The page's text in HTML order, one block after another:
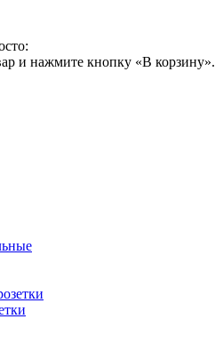
и нажмите кнопку «В корзину».